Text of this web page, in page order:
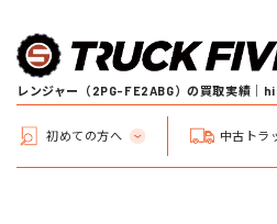
レンジャー（2PG-FE2ABG）の買取実績｜
初めての方へ 中古トラ